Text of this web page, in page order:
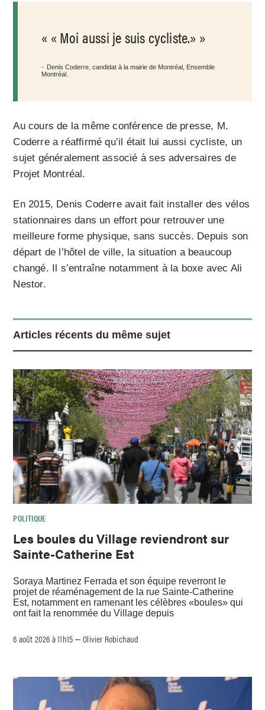
« Moi aussi je suis cycliste.»
Denis Coderre, candidat à la mairie de Montréal, Ensemble
Montréal.
Au cours de la même conférence de presse, M.
Coderre a réaffirmé qu’il était lui aussi cycliste, un
sujet généralement associé à ses adversaires de
Projet Montréal.
En 2015, Denis Coderre avait fait installer des vélos
stationnaires dans un effort pour retrouver une
meilleure forme physique, sans succès. Depuis son
départ de l’hôtel de ville, la situation a beaucoup
changé. Il s’entraîne notamment à la boxe avec Ali
Nestor.
Articles récents du même sujet
POLITIQUE
Les boules du Village reviendront sur
Sainte-Catherine Est
Soraya Martinez Ferrada et son équipe reverront le
projet de réaménagement de la rue Sainte-Catherine
Est, notamment en ramenant les célèbres «boules» qui
ont fait la renommée du Village depuis
6 août 2026 à 11h15 –Olivier Robichaud